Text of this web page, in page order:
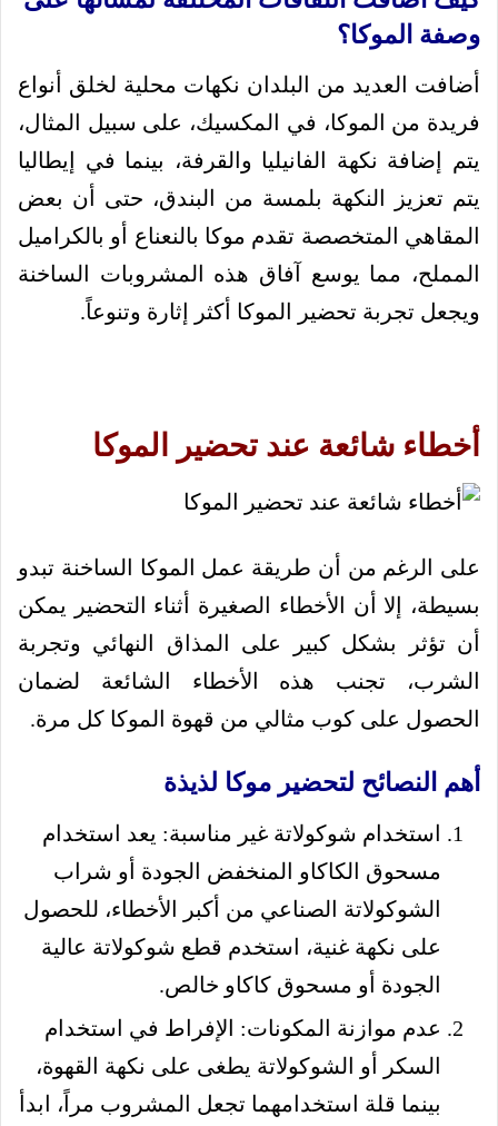
وصفة الموكا؟
أضافت العديد من البلدان نكهات محلية لخلق أنواع
فريدة من الموكا، في المكسيك، على سبيل المثال،
يتم إضافة نكهة الفانيليا والقرفة، بينما في إيطاليا
يتم تعزيز النكهة بلمسة من البندق، حتى أن بعض
المقاهي المتخصصة تقدم موكا بالنعناع أو بالكراميل
المملح، مما يوسع آفاق هذه المشروبات الساخنة
ويجعل تجربة تحضير الموكا أكثر إثارة وتنوعاً.
أخطاء شائعة عند تحضير الموكا
على الرغم من أن طريقة عمل الموكا الساخنة تبدو
بسيطة، إلا أن الأخطاء الصغيرة أثناء التحضير يمكن
أن تؤثر بشكل كبير على المذاق النهائي وتجربة
الشرب، تجنب هذه الأخطاء الشائعة لضمان
الحصول على كوب مثالي من قهوة الموكا كل مرة.
أهم النصائح لتحضير موكا لذيذة
استخدام شوكولاتة غير مناسبة: يعد استخدام
مسحوق الكاكاو المنخفض الجودة أو شراب
الشوكولاتة الصناعي من أكبر الأخطاء، للحصول
على نكهة غنية، استخدم قطع شوكولاتة عالية
الجودة أو مسحوق كاكاو خالص.
عدم موازنة المكونات: الإفراط في استخدام
السكر أو الشوكولاتة يطغى على نكهة القهوة،
بينما قلة استخدامهما تجعل المشروب مراً، ابدأ